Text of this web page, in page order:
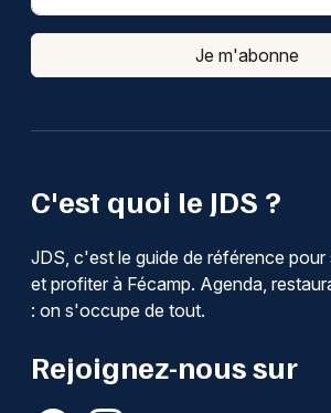
Choisir mes départements
C'est quoi le JDS ?
JDS, c'est le guide de référence pour
et profiter à Fécamp. Agenda,
: on s'occupe de tout.
Rejoignez-nous sur
Je m'abonne